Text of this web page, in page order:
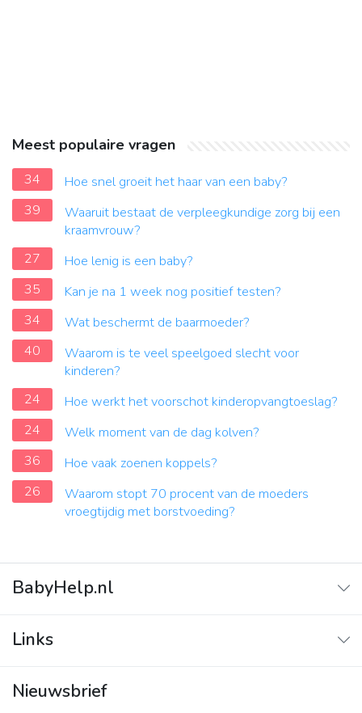
Meest populaire vragen
34
Hoe snel groeit het haar van een baby?
39
Waaruit bestaat de verpleegkundige zorg bij een
kraamvrouw?
27
Hoe lenig is een baby?
35
Kan je na 1 week nog positief testen?
34
Wat beschermt de baarmoeder?
40
Waarom is te veel speelgoed slecht voor
kinderen?
24
Hoe werkt het voorschot kinderopvangtoeslag?
24
Welk moment van de dag kolven?
36
Hoe vaak zoenen koppels?
26
Waarom stopt 70 procent van de moeders
vroegtijdig met borstvoeding?
BabyHelp.nl
Vraag & Antwoord
Links
Contact
Nieuwsbrief